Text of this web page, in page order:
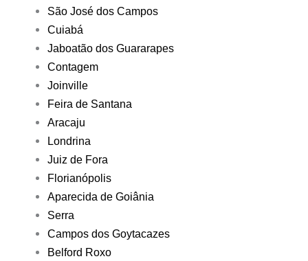
São José dos Campos
Cuiabá
Jaboatão dos Guararapes
Contagem
Joinville
Feira de Santana
Aracaju
Londrina
Juiz de Fora
Florianópolis
Aparecida de Goiânia
Serra
Campos dos Goytacazes
Belford Roxo